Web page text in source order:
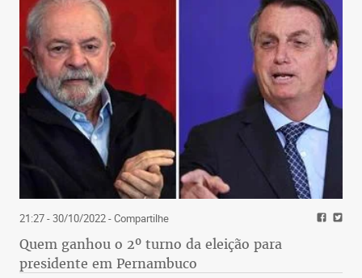
21:27 - 30/10/2022- Compartilhe
Quem ganhou o 2º turno da eleição para
presidente em Pernambuco